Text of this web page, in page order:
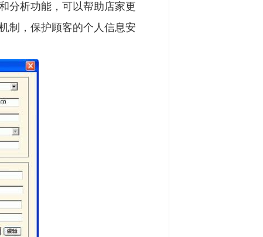
分析功能，可以帮助店家更
制，保护顾客的个人信息安